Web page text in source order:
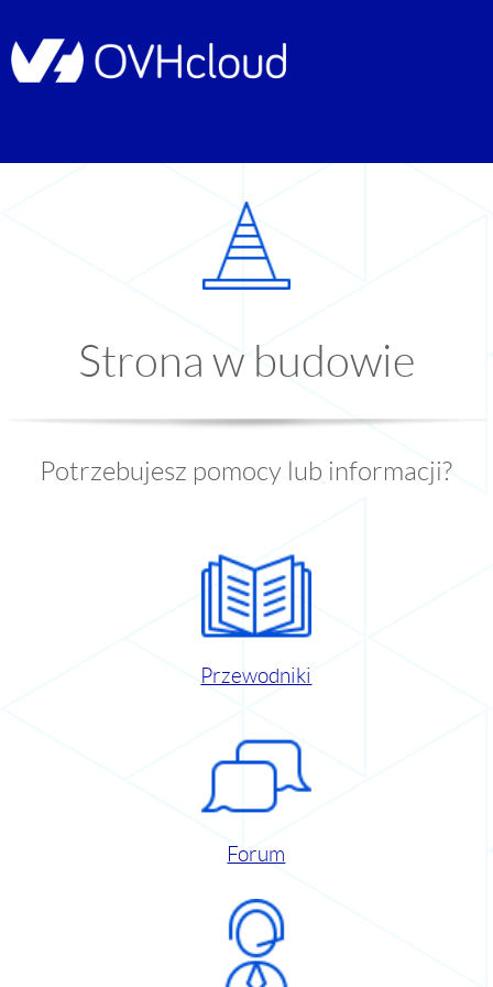
Strona w budowie
Potrzebujesz pomocy lub informacji?
Przewodniki
Forum